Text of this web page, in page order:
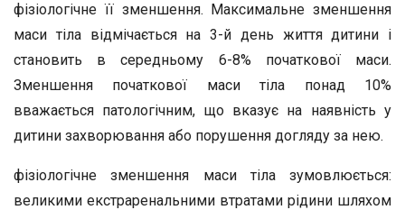
фізіологічне її зменшення. Максимальне зменшення
маси тіла відмічається на 3-й день життя дитини і
становить в середньому 6-8% початкової маси.
Зменшення початкової маси тіла понад 10%
вважається патологічним, що вказує на наявність у
дитини захворювання або порушення догляду за нею.
фізіологічне зменшення маси тіла зумовлюється:
великими екстраренальними втратами рідини шляхом